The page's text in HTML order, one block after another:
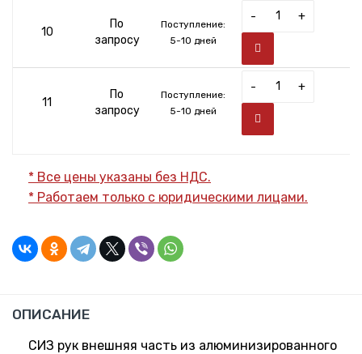
10
По
запросу
Поступление:
5-10 дней
- +
11
По
запросу
Поступление:
5-10 дней
- +
* Все цены указаны без НДС.
* Работаем только с юридическими лицами.
ОПИСАНИЕ
СИЗ рук внешняя часть из алюминизированного